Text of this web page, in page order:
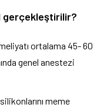
gerçekleştirilir?
ortalama 45- 60
genel anestezi
meme